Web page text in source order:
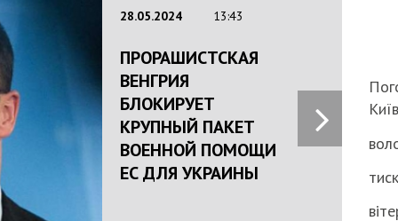
28.05.2024 13:43
ПРОРАШИСТСКАЯ
ВЕНГРИЯ
БЛОКИРУЕТ
КРУПНЫЙ ПАКЕТ
ВОЕННОЙ ПОМОЩИ
ЕС ДЛЯ УКРАИНЫ
Київ